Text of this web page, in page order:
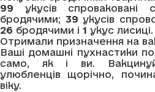
99 укусів
бродячими; 39укусів
26 бродячими і 1 укус лисиці.
Отримали призначення на
Ваші домашні пухнастики
само, як і ви.
улюбленців щорічно,
віку.